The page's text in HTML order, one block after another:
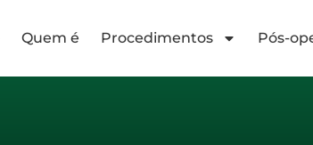
Quem é Procedimentos Pós-